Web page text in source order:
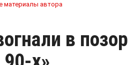
материалы автора
в позор